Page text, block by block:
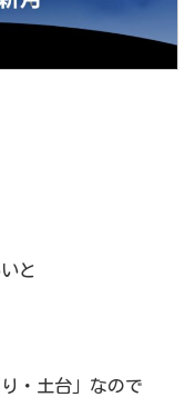
と
・土台」なので